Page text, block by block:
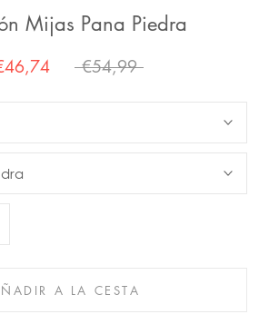
Mijas Pana Piedra
€54,99
A LA CESTA